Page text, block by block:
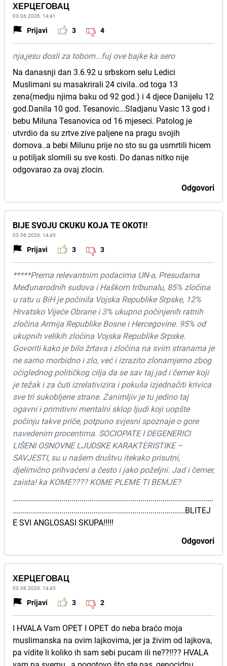
ХЕРЦЕГОВАЦ
03.06.2026. 14:41
Prijavi 3 4
nja,jesu dosli za tobom...fuj ove bajke ka sero
Na danasnji dan 3.6.92 u srbskom selu Ledici
Muslimani su masakrirali 24 civila..od toga 13
zena(medju njima baku od 92 god.) i 4 djece Danijelu 12
god.Danila 10 god. Tesanovic...Sladjanu Vasic 13 god i
bebu Miluna Tesanovica od 16 mjeseci. Patolog je
utvrdio da su zrtve zive paljene na pragu svojih
domova..a bebi Milunu prije no sto su ga usmrtili hicem
u potiljak slomili su sve kosti. Do danas nitko nije
odgovarao za ovaj zlocin.
Odgovori
BIJE SVOJU CKUKU KOJA TE OKOTI!
03.06.2026. 14:45
Prijavi 3 3
*****Prema relevantnim podacima UN-a, Presudama
Međunarodnih sudova i Haškom tribunalu, 85% zločina
u ratu u BiH je počinila Vojska Republike Srpske, 12%
Hrvatsko Vijeće Obrane i 3% ukupno počinjenih ratnih
zločina Armija Republike Bosne i Hercegovine. 95% od
ukupnih velikih zločina Vojska Republike Srpske.
Govoriti kako je bilo žrtava i zločina na svim stranama je
ne samo morbidno i zlo, već i izrazito zlonamjerno zbog
očiglednog političkog cilja da se sav taj jad i čemer koji
je težak i za čuti izrelativizira i pokuša izjednačiti krivica
sve tri sukobljene strane. Zanimljiv je tu jedino taj
ogavni i primitivni mentalni sklop ljudi koji uopšte
počinju takve priče, potpuno svjesni spoznaje o gore
navedenim procentima. SOCIOPATE I DEGENERICI
LIŠENI OSNOVNE LJUDSKE KARAKTERISTIKE –
SAVJESTI, su u našem društvu itekako prisutni,
djelimično prihvaćeni a često i jako poželjni. Jad i čemer,
zaista! ka KOME???? KOME PLEME TI BEMJE?
...................................................................................................
.....................................................................................BLITEJ
E SVI ANGLOSASI SKUPA!!!!!
Odgovori
ХЕРЦЕГОВАЦ
03.06.2026. 14:45
Prijavi 3 2
I HVALA Vam OPET I OPET do neba braćo moja
muslimanska na ovim lajkovima, jer ja živim od lajkova,
pa vidite li koliko ih sam sebi pucam ili ne??!!?? HVALA